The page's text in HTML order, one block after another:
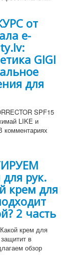
от
e-
GIGI
для
SPF15
LIKE и
комментариях
рук.
крем для
2 часть
крем для
в
обзор